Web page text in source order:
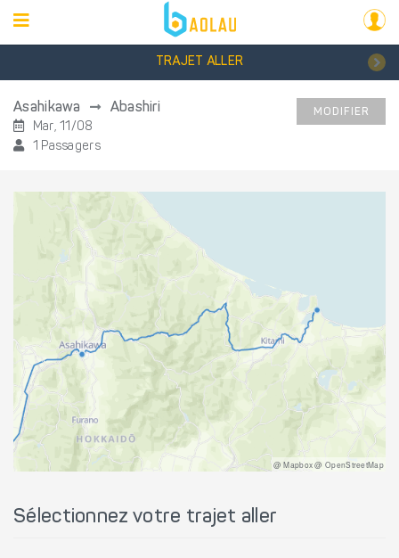
TRAJET ALLER
Asahikawa Abashiri
Mar, 11/08
1 Passagers
MODIFIER
@ Mapbox @ OpenStreetMap
Sélectionnez votre trajet aller